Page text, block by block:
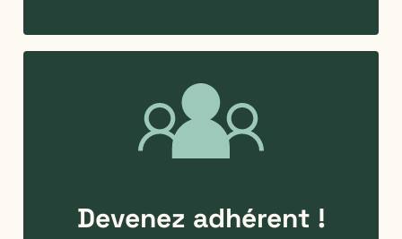
Devenez adhérent !